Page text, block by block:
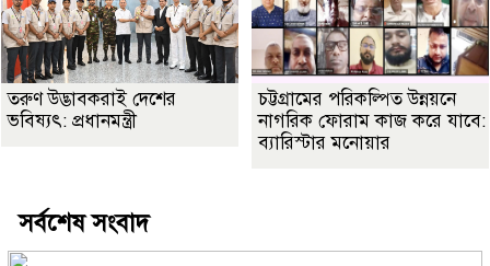
তরুণ উদ্ভাবকরাই দেশের
ভবিষ্যৎ: প্রধানমন্ত্রী
চট্টগ্রামের পরিকল্পিত উন্নয়নে
নাগরিক ফোরাম কাজ করে যাবে:
ব‍্যারিস্টার মনোয়ার
সর্বশেষ সংবাদ